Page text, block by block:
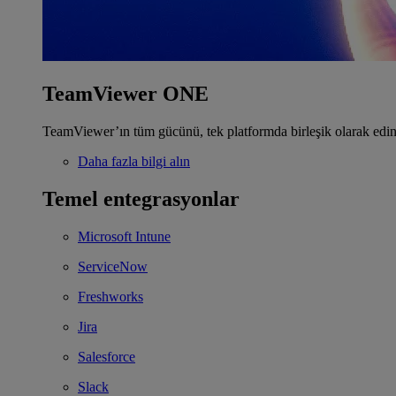
TeamViewer ONE
TeamViewer’ın tüm gücünü, tek platformda birleşik olarak
Daha fazla bilgi alın
Temel entegrasyonlar
Microsoft Intune
ServiceNow
Freshworks
Jira
Salesforce
Slack